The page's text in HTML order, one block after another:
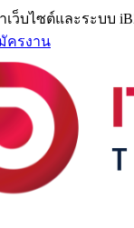
ว็บไซต์และระบบ
ครงาน